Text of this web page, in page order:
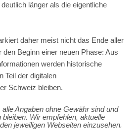
länger als die eigentliche
daher meist nicht das Ende aller
Beginn einer neuen Phase: Aus
werden historische
Teil der digitalen
Schweiz bleiben.
Angaben ohne Gewähr sind und
Wir empfehlen, aktuelle
jeweiligen Webseiten einzusehen.